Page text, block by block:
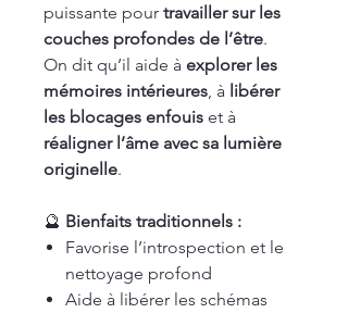
puissante pour travailler sur les
couches profondes de l’être.
On dit qu’il aide à explorer les
mémoires intérieures, à libérer
les blocages enfouis et à
réaligner l’âme avec sa lumière
originelle.
🔮 Bienfaits traditionnels :
Favorise l’introspection et le
nettoyage profond
Aide à libérer les schémas